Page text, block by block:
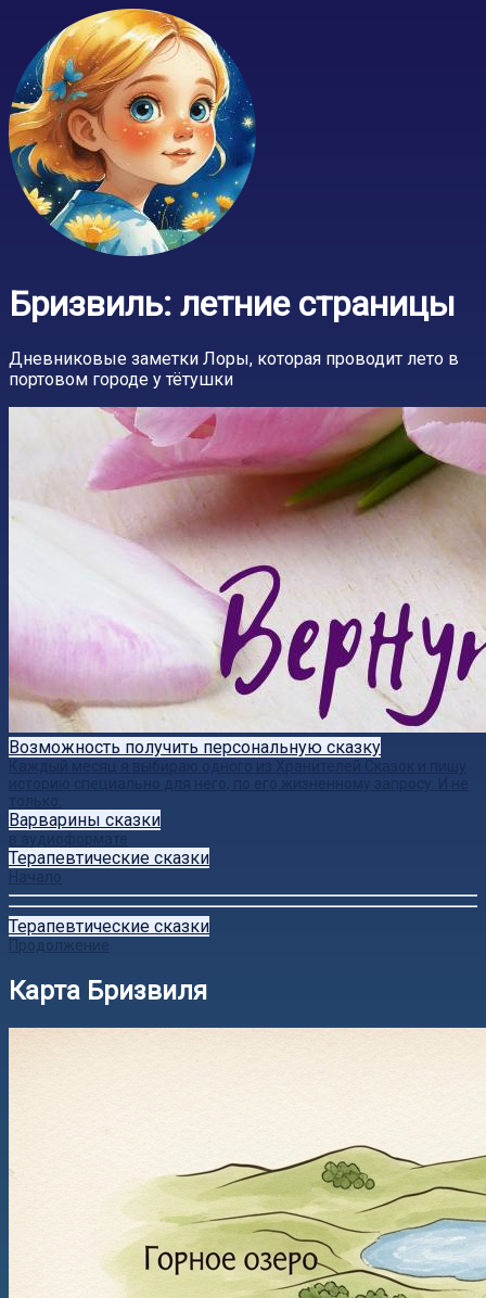
Бризвиль: летние страницы
Дневниковые заметки Лоры, которая проводит лето в
портовом городе у тётушки
Возможность получить персональную сказку
Варварины сказки
Терапевтические сказки
Начало
Терапевтические сказки
Продолжение
Карта Бризвиля